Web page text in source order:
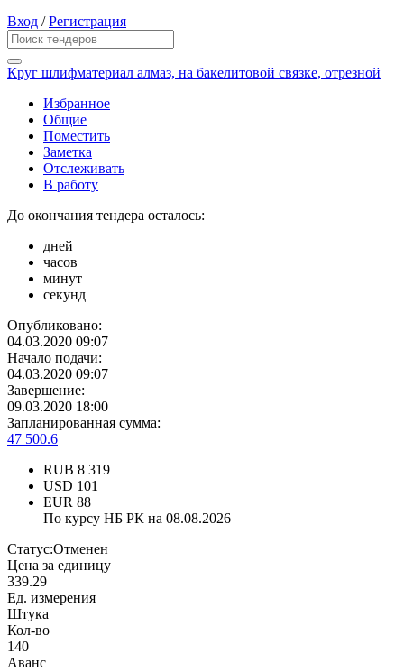
Вход /Регистрация
Круг шлифматериал алмаз, на бакелитовой связке, отрезной
Избранное
Общие
Поместить
Заметка
Отслеживать
В работу
До окончания тендера осталось:
дней
часов
минут
секунд
Опубликовано:
04.03.2020 09:07
Начало подачи:
04.03.2020 09:07
Завершение:
09.03.2020 18:00
Запланированная сумма:
47 500.6
RUB 8 319
USD 101
EUR 88
По курсу НБ РК на 08.08.2026
Статус:Отменен
Цена за единицу
339.29
Ед. измерения
Штука
Кол-во
140
Аванс